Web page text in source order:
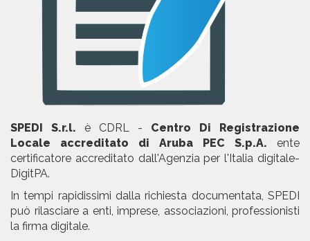
SPEDI S.r.l. è CDRL - Centro Di Registrazione
Locale accreditato di Aruba PEC S.p.A. ente
certificatore accreditato dall'Agenzia per l'Italia digitale-
DigitPA.
In tempi rapidissimi dalla richiesta documentata, SPEDI
può rilasciare a enti, imprese, associazioni, professionisti
la firma digitale.